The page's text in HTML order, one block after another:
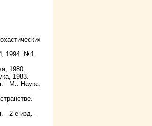
1994. №1.
1980.
1983.
- М.: Наука,
- 2-е изд.-